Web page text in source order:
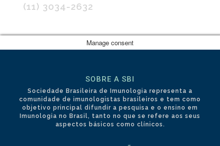
(11) 3034-2632
SOBRE A SBI
Sociedade Brasileira de Imunologia representa a
comunidade de imunologistas brasileiros e tem como
objetivo principal difundir a pesquisa e o ensino em
Imunologia no Brasil, tanto no que se refere aos seus
aspectos básicos como clínicos.
Manage consent